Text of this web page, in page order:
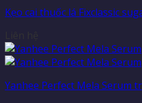
Kẹo cai thuốc lá Fixclassic
Yanhee Perfect Mela Serum